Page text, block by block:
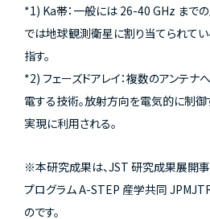
*1) Ka帯：一般には 26-40 GHz まで
では地球観測衛星に割り当てられて
指す。
*2) フェーズドアレイ：複数のアンテ
電する技術。放射方向を電気的に制御
実現に利用される。
※本研究成果は、JST 研究成果展開
プログラム A-STEP 産学共同
のです。